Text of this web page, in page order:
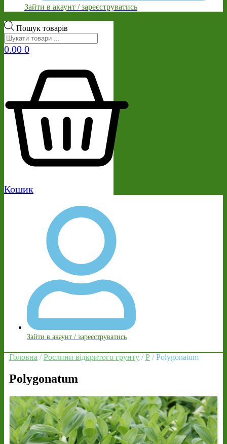
Зайти в акаунт / зареєструватись
Пошук товарів
0.00 0
Кошик
Зайти в акаунт / зареєструватись
Головна /Рослини відкритого грунту /P / Polygonatum
Polygonatum